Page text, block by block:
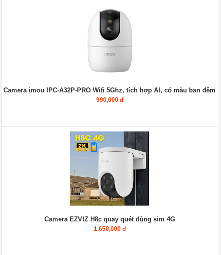
Camera imou IPC-A32P-PRO Wifi 5Ghz, tích hợp AI, có màu ban đêm
990,000 đ
Camera EZVIZ H8c quay quét dùng sim 4G
1,650,000 đ